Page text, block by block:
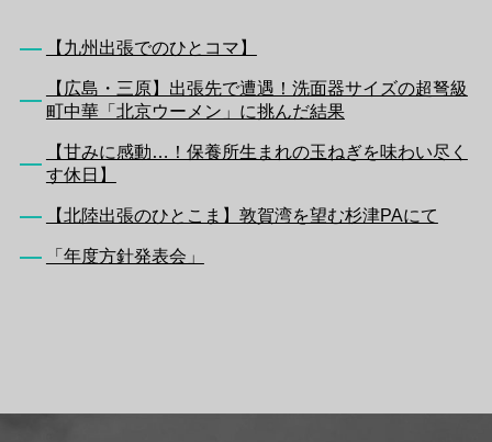
【九州出張でのひとコマ】
【広島・三原】出張先で遭遇！洗面器サイズの超弩級
町中華「北京ウーメン」に挑んだ結果
【甘みに感動…！保養所生まれの玉ねぎを味わい尽く
す休日】
【北陸出張のひとこま】敦賀湾を望む杉津PAにて
「年度方針発表会」